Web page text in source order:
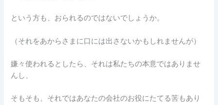
という方も、おられるのではないでしょうか。
（それをあからさまに口には出さないかもしれませんが）
嫌々使われるとしたら、それは私たちの本意ではありませ
んし、
そもそも、それではあなたの会社のお役にたてる筈もあり